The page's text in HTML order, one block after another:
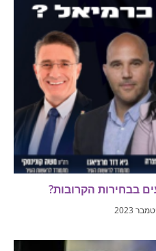
בבחירות הקרובות?